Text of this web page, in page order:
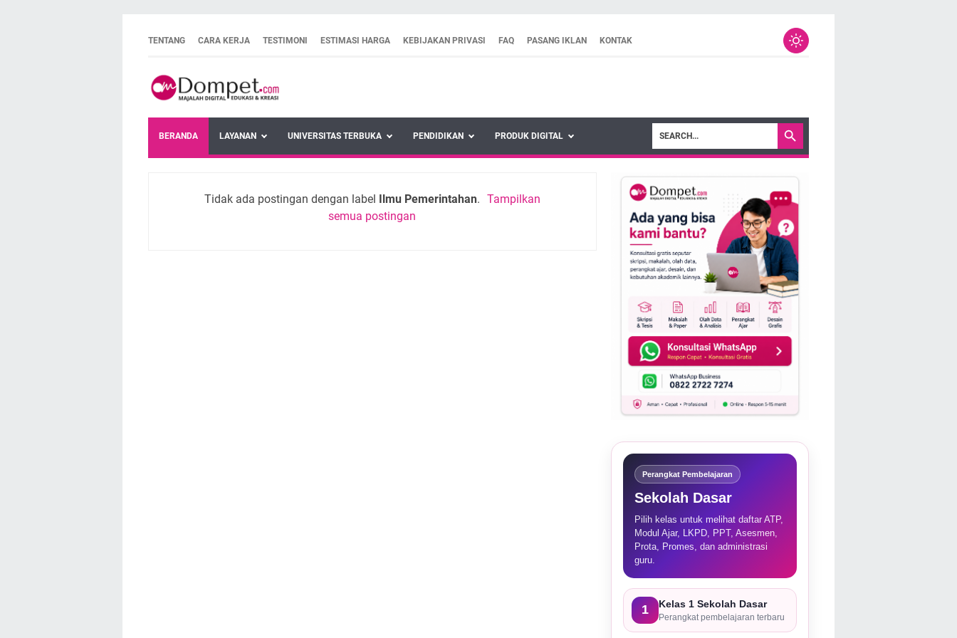
TENTANG CARA KERJA TESTIMONI ESTIMASI HARGA KEBIJAKAN PRIVASI FAQ PASANG IKLAN KONTAK
BERANDA LAYANAN UNIVERSITAS TERBUKA PENDIDIKAN PRODUK DIGITAL
Tidak ada postingan dengan label Ilmu Pemerintahan. Tampilkan
semua postingan
Perangkat Pembelajaran
Sekolah Dasar
Pilih kelas untuk melihat daftar ATP,
Modul Ajar, LKPD, PPT, Asesmen,
Prota, Promes, dan administrasi
guru.
1 Kelas 1 Sekolah Dasar
Perangkat pembelajaran terbaru